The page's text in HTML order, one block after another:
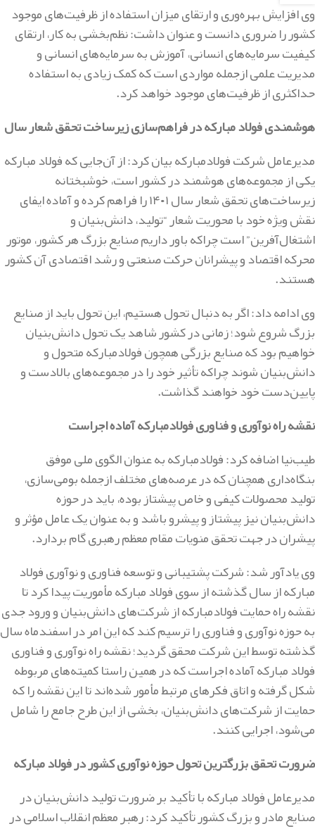
وی افزایش بهره‌وری و ارتقای میزان استفاده از ظرفیت‌های موجود
کشور را ضروری دانست و عنوان داشت: نظم‌بخشی به کار، ارتقای
کیفیت سرمایه‌های انسانی، آموزش به سرمایه‌های انسانی و
مدیریت علمی ازجمله مواردی است که کمک زیادی به استفاده
حداکثری از ظرفیت‌های موجود خواهد کرد.
هوشمندی فولاد مبارکه در فراهم‌سازی زیرساخت‌ تحقق شعار سال
مدیرعامل شرکت فولادمبارکه بیان کرد: از آن‌جایی که فولاد مبارکه
یکی از مجموعه‌های هوشمند در کشور است، خوشبختانه
زیرساخت‌های تحقق شعار سال۱۴۰۱را فراهم کرده و آماده ایفای
نقش ویژه خود با محوریت شعار “تولید، دانش‌بنیان و
اشتغال‌آفرین” است چراکه باور داریم صنایع بزرگ هر کشور، موتور
محرکه اقتصاد و پیشرانان حرکت صنعتی و رشد اقتصادی آن کشور
هستند.
وی ادامه داد: اگر به دنبال تحول هستیم، این تحول باید از صنایع
بزرگ شروع شود؛ زمانی در کشور شاهد یک تحول دانش‌بنیان
خواهیم بود که صنایع بزرگی همچون فولادمبارکه متحول و
دانش‌بنیان شوند چراکه تأثیر خود را در مجموعه‌های بالادست و
پایین‌دست خود خواهند گذاشت.
نقشه راه نوآوری و فناوری فولادمبارکه آماده اجراست
طیب‌نیا اضافه کرد: فولادمبارکه به عنوان الگوی ملی موفق
بنگاه‌داری همچنان که در عرصه‌های مختلف ازجمله بومی‌سازی،
تولید محصولات کیفی و خاص پیشتاز بوده، باید در حوزه
دانش‌بنیان نیز پیشتاز و پیشرو باشد و به عنوان یک عامل مؤثر و
پیشران در جهت تحقق منویات مقام معظم رهبری گام بردارد.
وی یادآور شد: شرکت پشتیبانی و توسعه فناوری و نوآوری فولاد
مبارکه از سال گذشته از سوی فولاد مبارکه مأموریت پیدا کرد تا
نقشه راه حمایت فولادمبارکه از شرکت‌های دانش‌بنیان و ورود جدی
به حوزه نوآوری و فناوری را ترسیم کند که این امر در اسفندماه سال
گذشته توسط این شرکت محقق گردید؛ نقشه راه نوآوری و فناوری
فولاد مبارکه آماده اجراست که در همین راستا کمیته‌های مربوطه
شکل گرفته و اتاق فکرهای مرتبط مأمور شده‌اند تا این نقشه را که
حمایت از شرکت‌های دانش‌بنیان، بخشی از این طرح جامع را شامل
می‌شود، اجرایی کنند.
ضرورت تحقق بزرگترین تحول حوزه نوآوری کشور در فولاد مبارکه
مدیرعامل فولاد مبارکه با تأکید بر ضرورت تولید دانش‌بنیان در
صنایع مادر و بزرگ کشور تأکید کرد: رهبر معظم انقلاب اسلامی در